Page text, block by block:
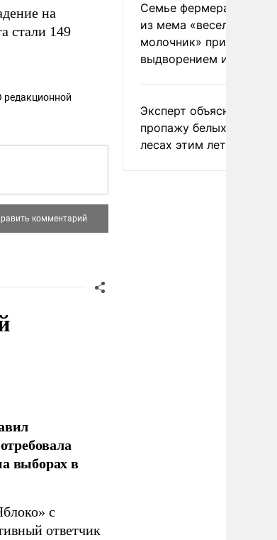
на
стали 149
редакционной
выборах в
с
ответчик
Семье фермера
из мема «веселый
молочник» пригрозили
выдворением из
Эксперт объяснил
пропажу белых грибов
лесах этим летом